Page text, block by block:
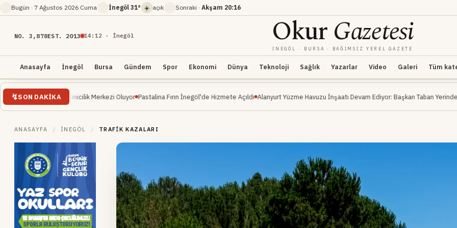
Bugün · 7 Ağustos 2026 Cuma İnegöl 31° ☀️ açık Sonraki · Akşam 20:16
NO. 3,878EST. 2013 14:12 · İnegöl OkurGazetesi
İNEGÖL · BURSA · BAĞIMSIZ YEREL GAZETE
Anasayfa İnegöl Bursa Gündem Spor Ekonomi Dünya Teknoloji Sağlık Yazarlar Video Galeri Tüm
SON DAKIKA
Atlı Binicilik Merkezi Oluyor Pastalina Fırın İnegöl'de Hizmete Açıldı Alanyurt Yüzme Havuzu İnşaatı Devam Ediyor: Başkan Taban Yerinde İnceledi
ANASAYFA / İNEGÖL / TRAFIK KAZALARI